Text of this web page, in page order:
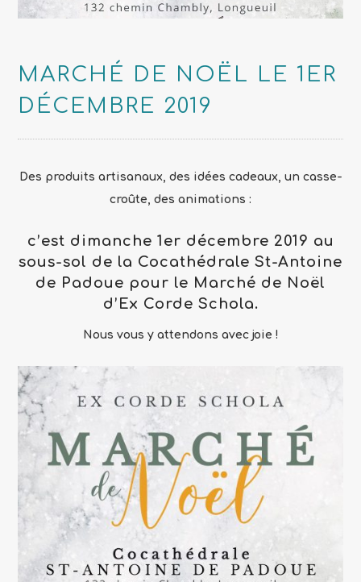
MARCHÉ DE NOËL LE 1ER
DÉCEMBRE 2019
Des produits artisanaux, des idées cadeaux, un casse-
croûte, des animations :
c’est dimanche 1er décembre 2019 au
sous-sol de la Cocathédrale St-Antoine
de Padoue pour le Marché de Noël
d’Ex Corde Schola.
Nous vous y attendons avec joie !